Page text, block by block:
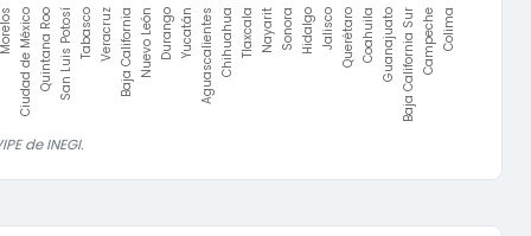
Morelos Ciudad de MéxicoQuintana RooSan Luis Potosí Tabasco VeracruzBaja CaliforniaNuevo León DurangoYucatán AguascalientesChihuahua Tlaxcala Nayarit Sonora HidalgoJalisco QuerétaroCoahuilaGuanajuatoBaja California SurCampecheColima
de INEGI.